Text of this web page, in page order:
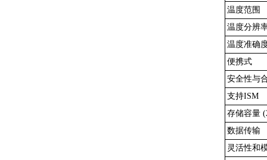
温度范围
温度分辨
温度准确
便携式
安全性与
支持ISM
存储容量
数据传输
灵活性和